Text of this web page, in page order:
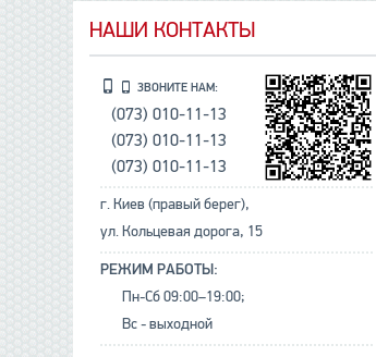
НАШИ КОНТАКТЫ
ЗВОНИТЕ НАМ:
(073) 010-11-13
(073) 010-11-13
(073) 010-11-13
г. Киев (правый берег),
ул. Кольцевая дорога, 15
РЕЖИМ РАБОТЫ:
Пн-Сб 09:00–19:00;
Вс - выходной